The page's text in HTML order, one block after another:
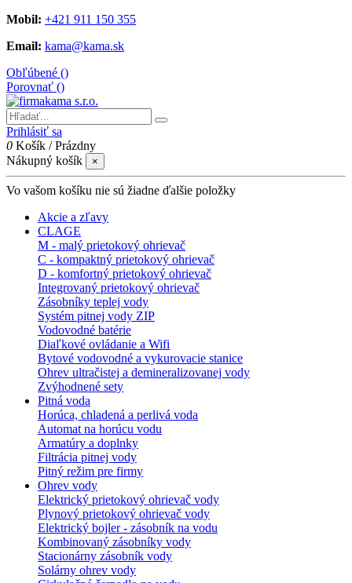
Mobil: +421 911 150 355
Email: kama@kama.sk
Obľúbené ()
Porovnať ()
Prihlásiť sa
0 Košík /Prázdny
Nákupný košík
×
Vo vašom košíku nie sú žiadne ďalšie položky
Akcie a zľavy
CLAGE
M - malý prietokový ohrievač
C - kompaktný prietokový ohrievač
D - komfortný prietokový ohrievač
Integrovaný prietokový ohrievač
Zásobníky teplej vody
Systém pitnej vody ZIP
Vodovodné batérie
Diaľkové ovládanie a Wifi
Bytové vodovodné a vykurovacie stanice
Ohrev ultračistej a demineralizovanej vody
Zvýhodnené sety
Pitná voda
Horúca, chladená a perlivá voda
Automat na horúcu vodu
Armatúry a doplnky
Filtrácia pitnej vody
Pitný režim pre firmy
Ohrev vody
Elektrický prietokový ohrievač vody
Plynový prietokový ohrievač vody
Elektrický bojler - zásobník na vodu
Kombinovaný zásobníky vody
Stacionárny zásobník vody
Solárny ohrev vody